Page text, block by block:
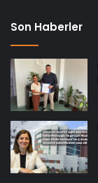
Son Haberler